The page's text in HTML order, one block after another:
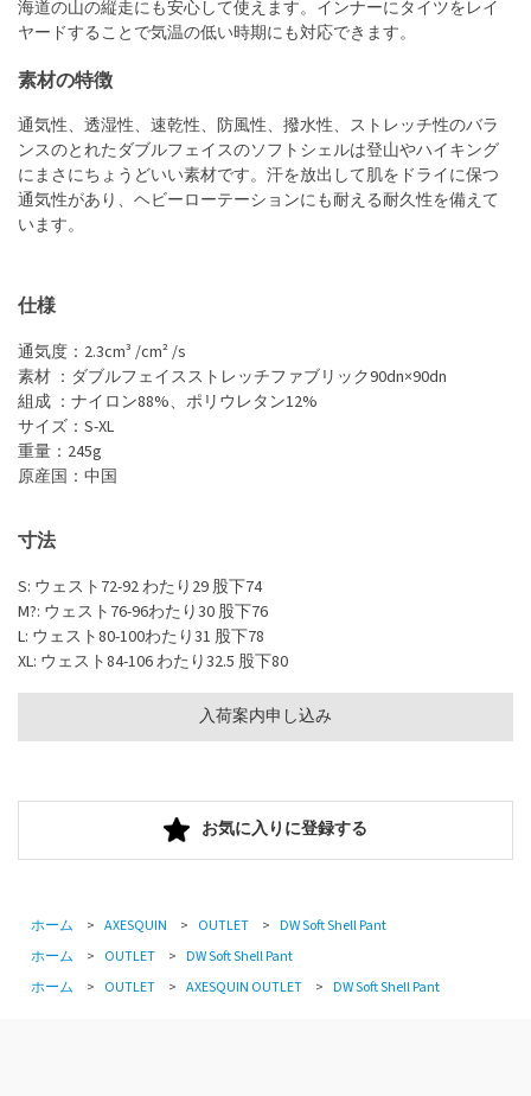
入荷案内申し込み
海道の山の縦走にも安心して使えます。インナーにタイツをレイ
ヤードすることで気温の低い時期にも対応できます。
素材の特徴
通気性、透湿性、速乾性、防風性、撥水性、ストレッチ性のバラ
ンスのとれたダブルフェイスのソフトシェルは登山やハイキング
にまさにちょうどいい素材です。汗を放出して肌をドライに保つ
通気性があり、ヘビーローテーションにも耐える耐久性を備えて
います。
仕様
通気度：2.3cm³ /cm² /s
素材 ：ダブルフェイスストレッチファブリック90dn×90dn
組成 ：ナイロン88%、ポリウレタン12%
サイズ：S-XL
重量：245g
原産国：中国
寸法
S: ウェスト72-92 わたり29 股下74
M?: ウェスト76-96わたり30 股下76
L: ウェスト80-100わたり31 股下78
XL: ウェスト84-106 わたり32.5 股下80
お気に入りに登録する
ホーム > AXESQUIN > OUTLET > DW Soft Shell Pant
ホーム
> OUTLET > DW Soft Shell Pant
ホーム
> OUTLET > AXESQUIN OUTLET > DW Soft Shell Pant